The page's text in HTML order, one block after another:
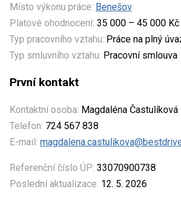
Místo výkonu práce: Benešov
Platové ohodnocení: 35 000 – 45 000
Typ pracovního vztahu: Práce na plný
Typ smluvního vztahu: Pracovní smlouva
První kontakt
Kontaktní osoba: Magdaléna Častulíková
Telefon: 724 567 838
E-mail:
Referenční číslo ÚP: 33070900738
Poslední aktualizace: 12. 5. 2026